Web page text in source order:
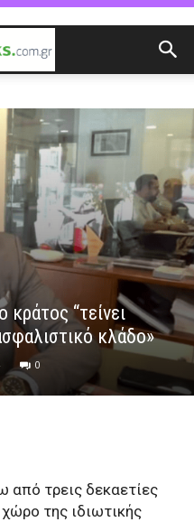
“τείνει
κλάδο»
0
τρεις δεκαετίες
της ιδιωτικής